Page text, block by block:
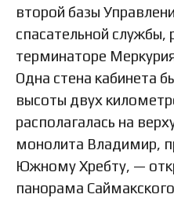
второй базы
спасательной службы,
терминаторе
Одна стена кабинета
высоты двух
располагалась на
монолита Владимир,
Южному Хребту, —
панорама